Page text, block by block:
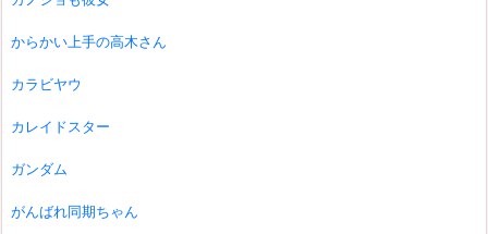
からかい上手の高木さん
カラビヤウ
カレイドスター
ガンダム
がんばれ同期ちゃん